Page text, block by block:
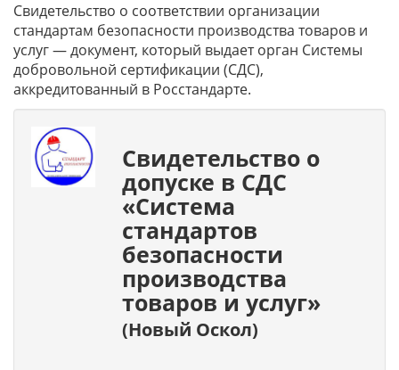
Свидетельство о соответствии организации
стандартам безопасности производства товаров и
услуг — документ, который выдает орган Системы
добровольной сертификации (СДС),
аккредитованный в Росстандарте.
Свидетельство о
допуске в СДС
«Система
стандартов
безопасности
производства
товаров и услуг»
(Новый Оскол)